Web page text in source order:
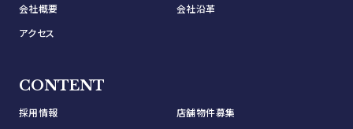
会社概要
会社沿革
アクセス
CONTENT
採用情報
店舗物件募集